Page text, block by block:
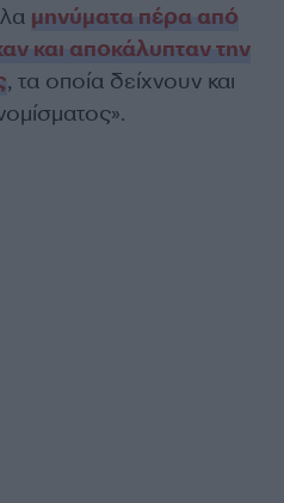
μηνύματα πέρα από
και αποκάλυπταν την
, τα οποία δείχνουν και